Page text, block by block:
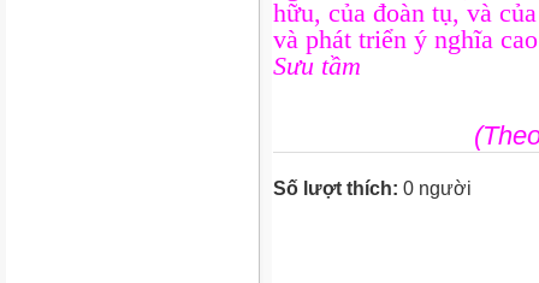
hữu, của đoàn tụ, và
và phát triển ý nghĩa
Sưu tầm
Số lượt thích: 0 người